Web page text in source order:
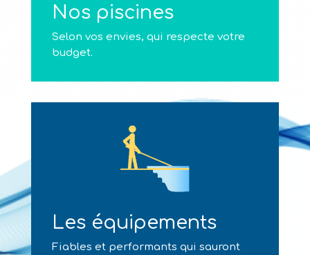
Nos piscines
Selon vos envies, qui respecte votre
budget.
Les équipements
Fiables et performants qui sauront